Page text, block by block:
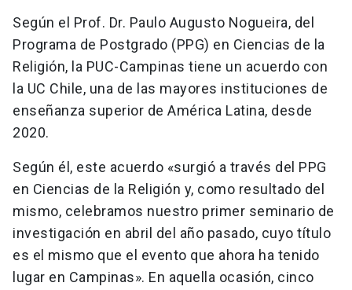
Según el Prof. Dr. Paulo Augusto Nogueira, del
Programa de Postgrado (PPG) en Ciencias de la
Religión, la PUC-Campinas tiene un acuerdo con
la UC Chile, una de las mayores instituciones de
enseñanza superior de América Latina, desde
2020.
Según él, este acuerdo «surgió a través del PPG
en Ciencias de la Religión y, como resultado del
mismo, celebramos nuestro primer seminario de
investigación en abril del año pasado, cuyo título
es el mismo que el evento que ahora ha tenido
lugar en Campinas». En aquella ocasión, cinco